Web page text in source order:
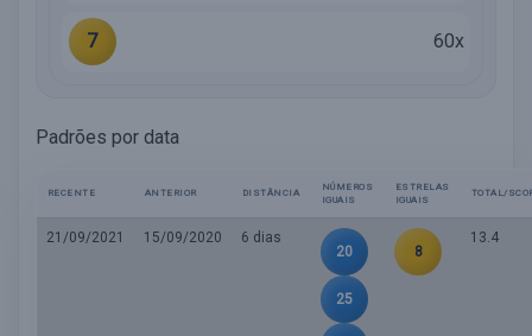
7 60x
Padrões por data
RECENTE ANTERIOR DISTÂNCIA
NÚMEROS
IGUAIS
ESTRELAS
IGUAIS
TOTAL/
21/09/2021 15/09/2020
6 dias
20
25
8
13.4